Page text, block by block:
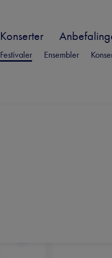
Konserter
Festivaler Ensembler